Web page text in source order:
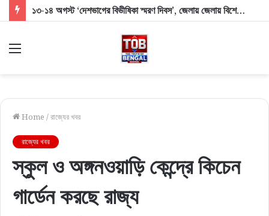
১৩-১৪ অগস্ট ‘দেশভাগের বিভীষিকা স্মরণ দিবস’, জেলায় জেলায় বিশেষ কর্মসূচির নির্দেশ
Menu
Home /রাজ্যের খবর
রাজ্যের খবর
স্কুল ও অঙ্গনওয়াড়ি কেন্দ্রে কিচেন
গার্ডেন করছে রাজ্য